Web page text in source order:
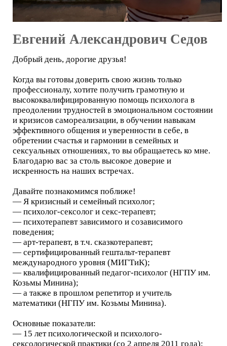
Евгений Александрович Седов
Добрый день, дорогие друзья!
Когда вы готовы доверить свою жизнь только
профессионалу, хотите получить грамотную и
высококвалифицированную помощь психолога в
преодолении трудностей в эмоциональном состоянии
и кризисов самореализации, в обучении навыкам
эффективного общения и уверенности в себе, в
обретении счастья и гармонии в семейных и
сексуальных отношениях, то вы обращаетесь ко мне.
Благодарю вас за столь высокое доверие и
искренность на наших встречах.
Давайте познакомимся поближе!
— Я кризисный и семейный психолог;
— психолог-сексолог и секс-терапевт;
— психотерапевт зависимого и созависимого
поведения;
— арт-терапевт, в т.ч. сказкотерапевт;
— сертифицированный гештальт-терапевт
международного уровня (МИГТиК);
— квалифицированный педагог-психолог (НГПУ им.
Козьмы Минина);
— а также в прошлом репетитор и учитель
математики (НГПУ им. Козьмы Минина).
Основные показатели:
— 15 лет психологической и психолого-
сексологической практики (со 2 апреля 2011 года);